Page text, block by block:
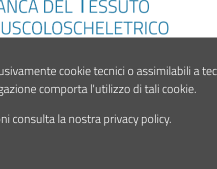
cookie tecnici o assimilabili a
comporta l'utilizzo di tali cookie.
consulta la nostra privacy policy.